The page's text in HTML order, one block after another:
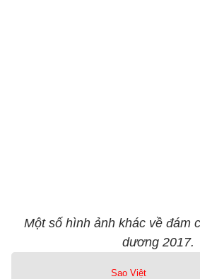
Một số hình ảnh khác về đám
dương 2017.
Sao Việt